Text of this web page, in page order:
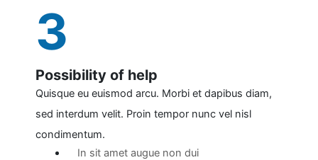
3
Possibility of help
Quisque eu euismod arcu. Morbi et dapibus diam,
sed interdum velit. Proin tempor nunc vel nisl
condimentum.
In sit amet augue non dui